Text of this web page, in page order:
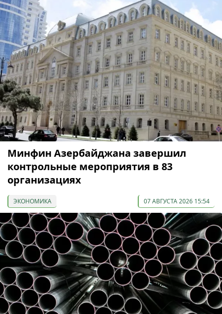
Минфин Азербайджана завершил
контрольные мероприятия в 83
организациях
ЭКОНОМИКА 07 АВГУСТА 2026 15:54